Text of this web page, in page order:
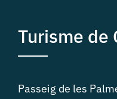
Turisme de
Passeig de les